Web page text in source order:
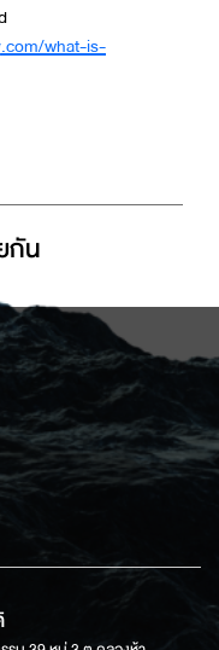
what-is-
กัน